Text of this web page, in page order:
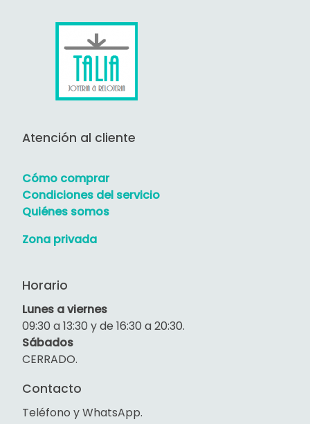
Atención al cliente
Cómo comprar
Condiciones del servicio
Quiénes somos
Zona privada
Horario
Lunes a viernes
09:30 a 13:30 y de 16:30 a 20:30.
Sábados
CERRADO.
Contacto
Teléfono y WhatsApp.